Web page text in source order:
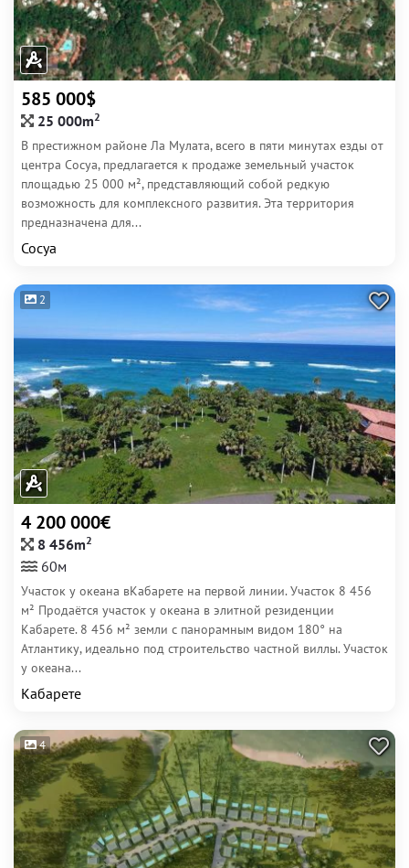
585 000$
25 000m2
В престижном районе Ла Мулата, всего в пяти минутах езды от
центра Сосуа, предлагается к продаже земельный участок
площадью 25 000 м², представляющий собой редкую
возможность для комплексного развития. Эта территория
предназначена для...
Сосуа
2
4 200 000€
8 456m2
60м
Участок у океана вКабарете на первой линии. Участок 8 456
м² Продаётся участок у океана в элитной резиденции
Кабарете. 8 456 м² земли с панорамным видом 180° на
Атлантику, идеально под строительство частной виллы. Участок
у океана...
Кабарете
4